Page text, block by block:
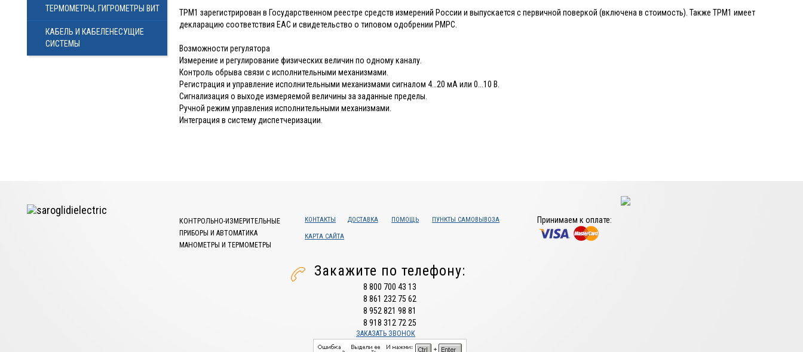
ТЕРМОМЕТРЫ, ГИГРОМЕТРЫ ВИТ
КАБЕЛЬ И КАБЕЛЕНЕСУЩИЕ
СИСТЕМЫ
ТРМ1 зарегистрирован в Государственном реестре средств измерений России и выпускается с первичной поверкой (включена в стоимость). Также ТРМ1 имеет
декларацию соответствия ЕАС и свидетельство о типовом одобрении РМРС.
Возможности регулятора
Измерение и регулирование физических величин по одному каналу.
Контроль обрыва связи с исполнительными механизмами.
Регистрация и управление исполнительными механизмами сигналом 4…20 мА или 0...10 В.
Сигнализация о выходе измеряемой величины за заданные пределы.
Ручной режим управления исполнительными механизмами.
Интеграция в систему диспетчеризации.
КОНТРОЛЬНО-ИЗМЕРИТЕЛЬНЫЕ
ПРИБОРЫ И АВТОМАТИКА
МАНОМЕТРЫ И ТЕРМОМЕТРЫ
КОНТАКТЫ ДОСТАВКА ПОМОЩЬ ПУНКТЫ САМОВЫВОЗА
КАРТА САЙТА
Закажите по телефону:
8 800 700 43 13
8 861 232 75 62
8 952 821 98 81
8 918 312 72 25
ЗАКАЗАТЬ ЗВОНОК
Принимаем к оплате: